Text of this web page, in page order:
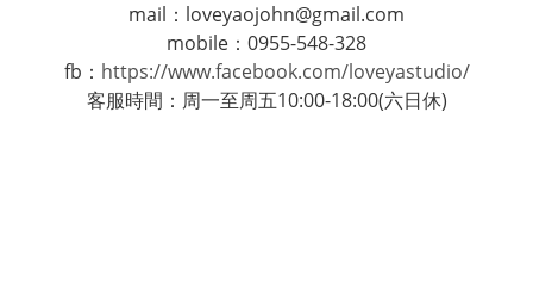
mail：loveyaojohn@gmail.com
mobile：0955-548-328
fb： https://www.facebook.com/loveyastudio/
客服時間：周一至周五10:00-18:00(六日休)